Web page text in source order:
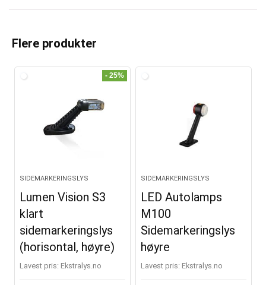
A
tFlere produkter
- 25%
SIDEMARKERINGSLYS
Lumen Vision S3
klart
sidemarkeringslys
(horisontal, høyre)
Lavest pris: ekstralys.no
SIDEMARKERINGSLYS
LED Autolamps
M100
Sidemarkeringslys
høyre
Lavest pris: ekstralys.no